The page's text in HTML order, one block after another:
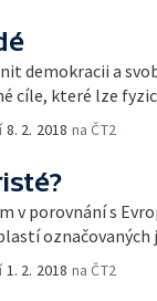
demokracii a
cíle, které lze
8. 2. 2018 na ČT2
v porovnání s
označovaných
1. 2. 2018 na ČT2